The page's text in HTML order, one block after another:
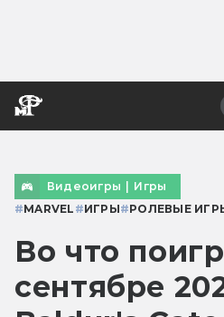
Видеоигры | Игры
#MARVEL #ИГРЫ#РОЛЕВЫЕ
Во что
сентябре